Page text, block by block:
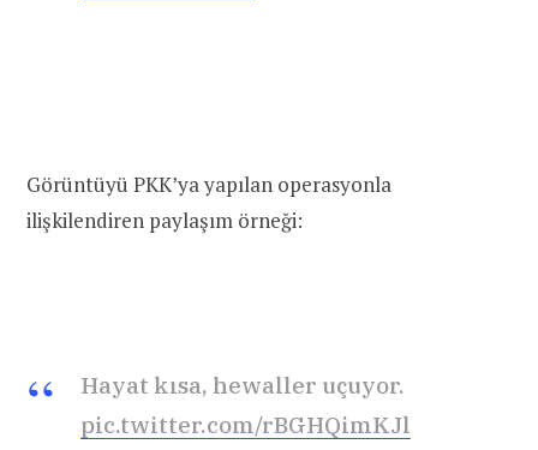
Görüntüyü PKK’ya yapılan operasyonla
ilişkilendiren paylaşım örneği:
Hayat kısa, hewaller uçuyor.
pic.twitter.com/rBGHQimKJl